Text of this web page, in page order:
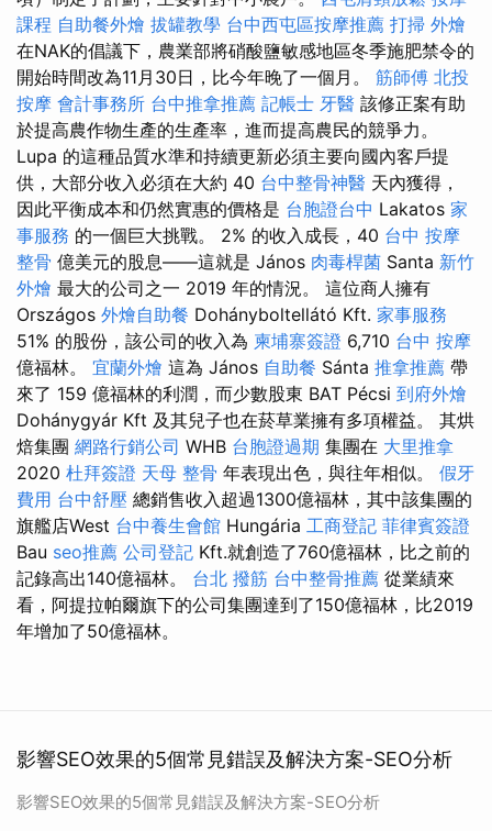
課程 自助餐外燴 拔罐教學 台中西屯區按摩推薦 打掃 外燴
在NAK的倡議下，農業部將硝酸鹽敏感地區冬季施肥禁令的
開始時間改為11月30日，比今年晚了一個月。 筋師傅 北投
按摩 會計事務所 台中推拿推薦 記帳士 牙醫 該修正案有助
於提高農作物生產的生產率，進而提高農民的競爭力。
Lupa 的這種品質水準和持續更新必須主要向國內客戶提
供，大部分收入必須在大約 40 台中整骨神醫 天內獲得，
因此平衡成本和仍然實惠的價格是 台胞證台中 Lakatos 家
事服務 的一個巨大挑戰。 2% 的收入成長，40 台中 按摩
整骨 億美元的股息——這就是 János 肉毒桿菌 Santa 新竹
外燴 最大的公司之一 2019 年的情況。 這位商人擁有
Országos 外燴自助餐 Dohányboltellátó Kft. 家事服務
51% 的股份，該公司的收入為 柬埔寨簽證 6,710 台中 按摩
億福林。 宜蘭外燴 這為 János 自助餐 Sánta 推拿推薦 帶
來了 159 億福林的利潤，而少數股東 BAT Pécsi 到府外燴
Dohánygyár Kft 及其兒子也在菸草業擁有多項權益。 其烘
焙集團 網路行銷公司 WHB 台胞證過期 集團在 大里推拿
2020 杜拜簽證 天母 整骨 年表現出色，與往年相似。 假牙
費用 台中舒壓 總銷售收入超過1300億福林，其中該集團的
旗艦店West 台中養生會館 Hungária 工商登記 菲律賓簽證
Bau seo推薦 公司登記 Kft.就創造了760億福林，比之前的
記錄高出140億福林。 台北 撥筋 台中整骨推薦 從業績來
看，阿提拉帕爾旗下的公司集團達到了150億福林，比2019
年增加了50億福林。
影響SEO效果的5個常見錯誤及解決方案-SEO分析
影響SEO效果的5個常見錯誤及解決方案-SEO分析